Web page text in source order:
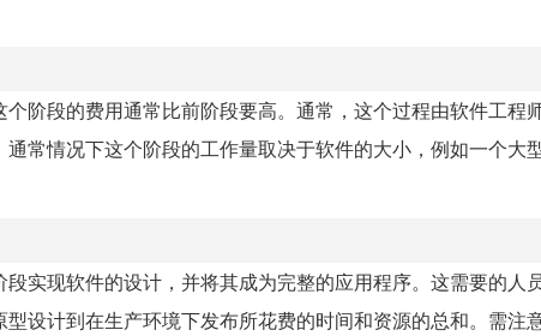
阶段的费用通常比前阶段要高。通常，这个过程由软件工程
常情况下这个阶段的工作量取决于软件的大小，例如一个大
实现软件的设计，并将其成为完整的应用程序。这需要的人
设计到在生产环境下发布所花费的时间和资源的总和。需注